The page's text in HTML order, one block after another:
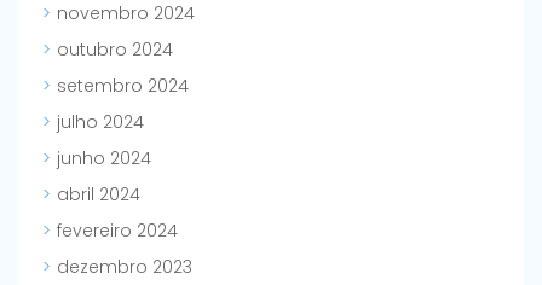
novembro 2024
outubro 2024
setembro 2024
julho 2024
junho 2024
abril 2024
fevereiro 2024
dezembro 2023